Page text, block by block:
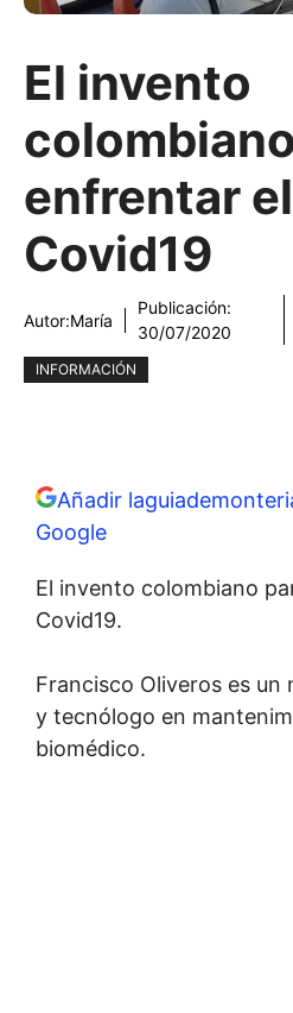
El invento
enfrentar el
Covid19
Autor:María
Publicación:
30/07/2020
INFORMACIÓN
Añadir
Google
El invento colombiano
Covid19.
Francisco Oliveros es un
y tecnólogo en
biomédico.